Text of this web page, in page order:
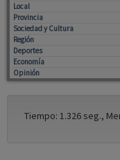
Local
Provincia
Sociedad y Cultura
Región
Deportes
Economía
Opinión
Tiempo: 1.326 seg.,